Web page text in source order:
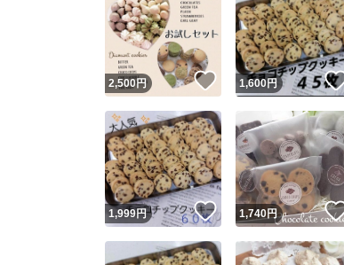
2,500円 いいね！
1,600円
1,999円 いいね！
1,740円